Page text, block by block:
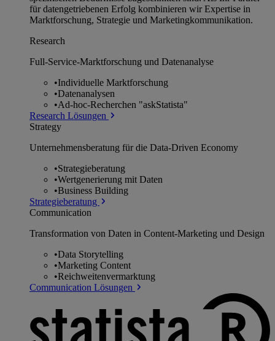
für datengetriebenen Erfolg kombinieren wir Expertise in
Marktforschung, Strategie und Marketingkommunikation.
Research
Full-Service-Marktforschung und Datenanalyse
•Individuelle Marktforschung
•Datenanalysen
•Ad-hoc-Recherchen "askStatista"
Research Lösungen
Strategy
Unternehmens­beratung für die Data-Driven Economy
•Strategieberatung
•Wertgenerierung mit Daten
•Business Building
Strategieberatung
Communication
Transformation von Daten in Content-Marketing und Design
•Data Storytelling
•Marketing Content
•Reichweitenvermarktung
Communication Lösungen